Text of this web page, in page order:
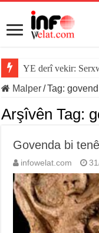
YE derî vekir:
Malper/Tag:govend
Arşîvên Tag:
Govenda bi tenê
infowelat.com